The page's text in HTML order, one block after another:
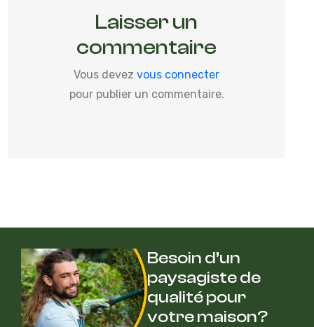
Laisser un
commentaire
Vous devez vous connecter
pour publier un commentaire.
Besoin d’un
paysagiste de
qualité pour
votre maison?